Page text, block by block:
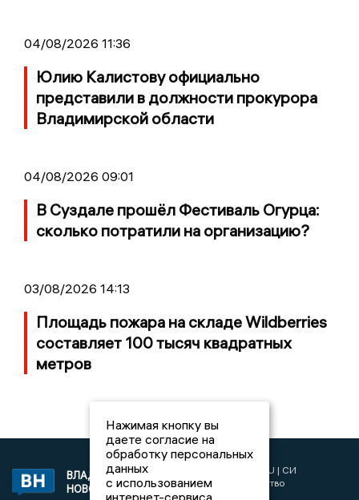
04/08/2026 11:36
Юлию Калистову официально
представили в должности прокурора
Владимирской области
04/08/2026 09:01
В Суздале прошёл Фестиваль Огурца:
сколько потратили на организацию?
03/08/2026 14:13
Площадь пожара на складе Wildberries
составляет 100 тысяч квадратных
метров
ВЛАДИМИРСКИЕ
НОВОСТИ
2017 © NEWSVLADIMIR.RU | СИ
«Информационное агентство
Владимирские новости»
Нажимая кнопку вы
даете согласие на
обработку персональных
данных
с использованием
интернет-сервиса